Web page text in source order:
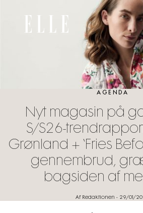
AGENDA
Nyt magasin på
S/S26-
Grønland + ‘Fries
gennembrud,
bagsiden af
Af Redaktionen - 29/01/